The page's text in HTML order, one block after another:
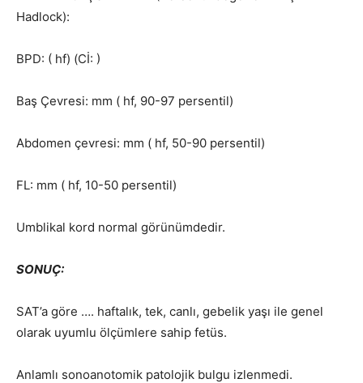
Hadlock):
BPD: ( hf) (Cİ: )
Baş Çevresi: mm ( hf, 90-97 persentil)
Abdomen çevresi: mm ( hf, 50-90 persentil)
FL: mm ( hf, 10-50 persentil)
Umblikal kord normal görünümdedir.
SONUÇ:
SAT’a göre …. haftalık, tek, canlı, gebelik yaşı ile genel
olarak uyumlu ölçümlere sahip fetüs.
Anlamlı sonoanotomik patolojik bulgu izlenmedi.